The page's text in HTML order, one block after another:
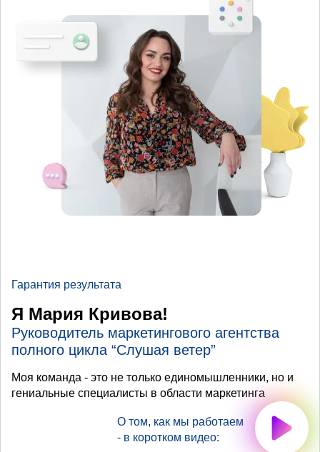
Гарантия результата
Я Мария Кривова!
Руководитель маркетингового агентства
полного цикла “Слушая ветер”
Моя команда - это не только единомышленники, но и
гениальные специалисты в области маркетинга
О том, как мы работаем
- в коротком видео: